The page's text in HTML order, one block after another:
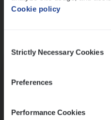
Cookie policy
Selection
Strictly Necessary Cookies
Preferences
Performance Cookies